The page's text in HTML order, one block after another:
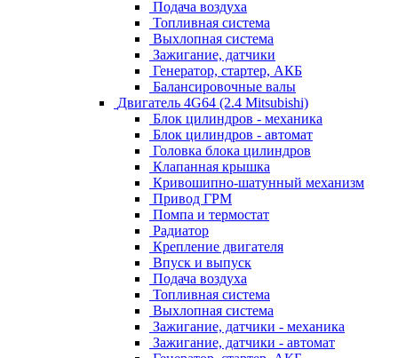
Подача воздуха
Топливная система
Выхлопная система
Зажигание, датчики
Генератор, стартер, АКБ
Балансировочные валы
Двигатель 4G64 (2.4 Mitsubishi)
Блок цилиндров - механика
Блок цилиндров - автомат
Головка блока цилиндров
Клапанная крышка
Кривошипно-шатунный механизм
Привод ГРМ
Помпа и термостат
Радиатор
Крепление двигателя
Впуск и выпуск
Подача воздуха
Топливная система
Выхлопная система
Зажигание, датчики - механика
Зажигание, датчики - автомат